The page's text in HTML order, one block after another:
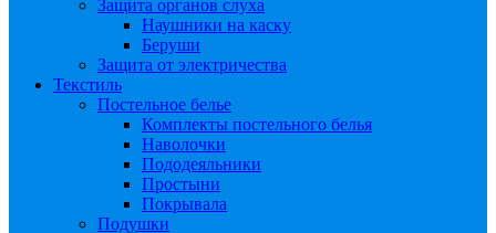
Защита органов слуха
Наушники на каску
Беруши
Защита от электричества
Текстиль
Постельное белье
Комплекты постельного белья
Наволочки
Пододеяльники
Простыни
Покрывала
Подушки